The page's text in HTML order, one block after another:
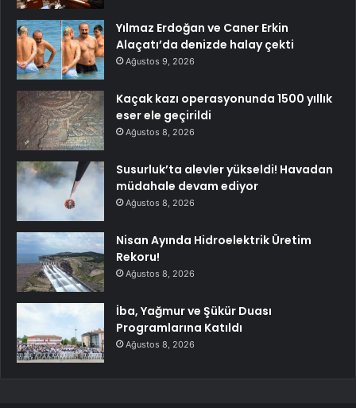
Yılmaz Erdoğan ve Caner Erkin
Alaçatı’da denizde halay çekti
Ağustos 9, 2026
Kaçak kazı operasyonunda 1500 yıllık
eser ele geçirildi
Ağustos 8, 2026
Susurluk’ta alevler yükseldi! Havadan
müdahale devam ediyor
Ağustos 8, 2026
Nisan Ayında Hidroelektrik Üretim
Rekoru!
Ağustos 8, 2026
İba, Yağmur ve Şükür Duası
Programlarına Katıldı
Ağustos 8, 2026